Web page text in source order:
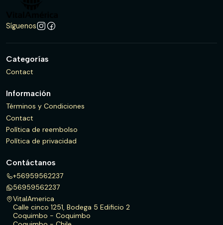
Síguenos
Categorías
Contact
Información
Términos y Condiciones
Contact
Política de reembolso
Política de privacidad
Contáctanos
+56959562237
56959562237
VitalAmerica
Calle cinco 1251, Bodega 5 Edificio 2
Coquimbo - Coquimbo